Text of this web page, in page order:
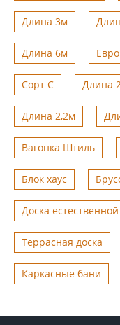
Длина 3м
Длина 6м
Сорт С Длина
Длина 2,2м
Вагонка Штиль
Блок хаус
Доска
Террасная доска
Каркасные бани